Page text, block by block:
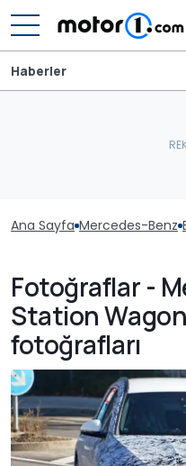
Haberler
Ana Sayfa Mercedes-Benz
Fotoğraflar -
Station
fotoğrafları